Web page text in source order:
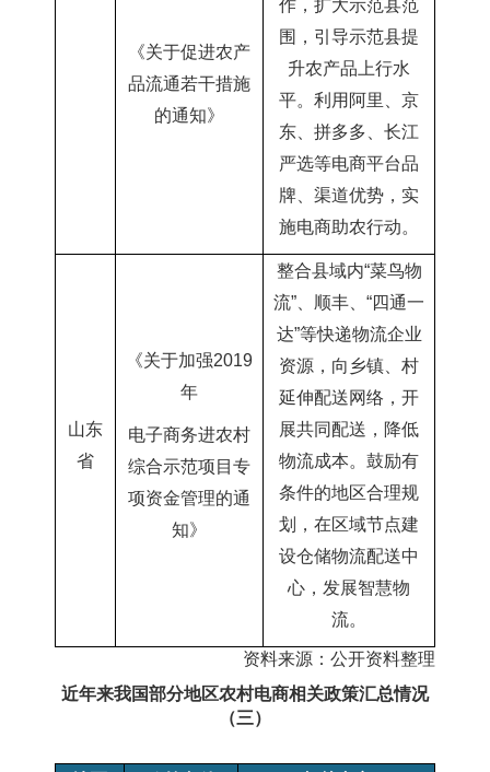
《关于促进农产
品流通若干措施
的通知》
作，扩大示范县范
围，引导示范县提
升农产品上行水
平。利用阿里、京
东、拼多多、长江
严选等电商平台品
牌、渠道优势，实
施电商助农行动。
山东
省
《关于加强2019
年
电子商务进农村
综合示范项目专
项资金管理的通
知》
整合县域内“菜鸟物
流”、顺丰、“四通一
达”等快递物流企业
资源，向乡镇、村
延伸配送网络，开
展共同配送，降低
物流成本。鼓励有
条件的地区合理规
划，在区域节点建
设仓储物流配送中
心，发展智慧物
流。
资料来源：公开资料整理
近年来我国部分地区农村电商相关政策汇总情况
（三）